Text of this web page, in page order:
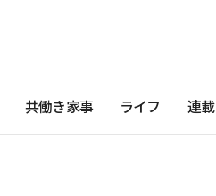
共働き家事 ライフ 連載